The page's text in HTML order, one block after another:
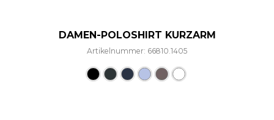
DAMEN-POLOSHIRT KURZARM
Artikelnummer: 66810.1405